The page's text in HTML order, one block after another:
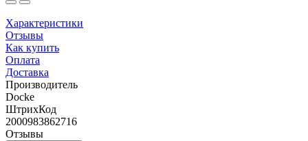
Характеристики
Отзывы
Как купить
Оплата
Доставка
Производитель
Docke
ШтрихКод
2000983862716
Отзывы